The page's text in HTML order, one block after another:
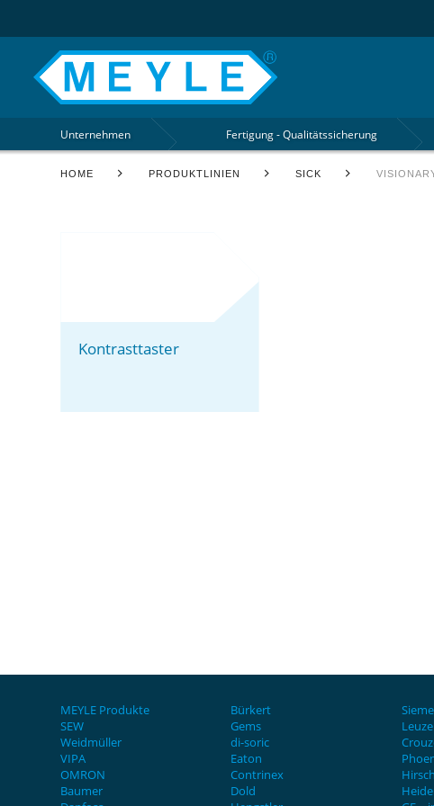
Fertigung - Qualitätssicherung
Unternehmen
HOME PRODUKTLINIEN SICK
Kontrasttaster
MEYLE Produkte Bürkert
SEW
Gems Leuze
Weidmüller
di-soric
VIPA
Eaton
OMRON
Contrinex
Baumer
Dold